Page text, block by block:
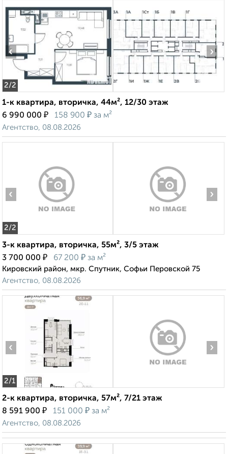
2/2
‹ ›
1-к квартира, вторичка, 44м², 12/30 этаж
6 990 000 ₽ 158 900 ₽ за м²
Агентство, 08.08.2026
2/2
‹ ›
3-к квартира, вторичка, 55м², 3/5 этаж
3 700 000 ₽ 67 200 ₽ за м²
Кировский район, мкр. Спутник, Софьи Перовской 75
Агентство, 08.08.2026
2/1
‹ ›
2-к квартира, вторичка, 57м², 7/21 этаж
8 591 900 ₽ 151 000 ₽ за м²
Агентство, 08.08.2026